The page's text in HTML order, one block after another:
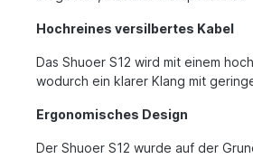
Hochreines versilbertes Kabel
Das Shuoer S12 wird mit einem
wodurch ein klarer Klang mit
Ergonomisches Design
Der Shuoer S12 wurde auf der